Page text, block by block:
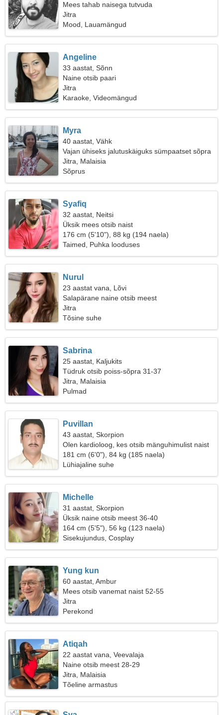
Mees tahab naisega tutvuda
Jitra
Mood, Lauamängud
Angeline
33 aastat, Sõnn
Naine otsib paari
Jitra
Karaoke, Videomängud
Myra
40 aastat, Vähk
Vajan ühiseks jalutuskäiguks sümpaatset sõpra
Jitra, Malaisia
Sõprus
Syafiq
32 aastat, Neitsi
Üksik mees otsib naist
176 cm (5'10"), 88 kg (194 naela)
Taimed, Puhka looduses
Nurul
23 aastat vana, Lõvi
Salapärane naine otsib meest
Jitra
Tõsine suhe
Sabrina
25 aastat, Kaljukits
Tüdruk otsib poiss-sõpra 31-37
Jitra, Malaisia
Pulmad
Puvillan
43 aastat, Skorpion
Olen kardioloog, kes otsib mänguhimulist naist
181 cm (6'0"), 84 kg (185 naela)
Lühiajaline suhe
Michelle
31 aastat, Skorpion
Üksik naine otsib meest 36-40
164 cm (5'5"), 56 kg (123 naela)
Sisekujundus, Cosplay
Yung kun
60 aastat, Ambur
Mees otsib vanemat naist 52-55
Jitra
Perekond
Atiqah
22 aastat vana, Veevalaja
Naine otsib meest 28-29
Jitra, Malaisia
Tõeline armastus